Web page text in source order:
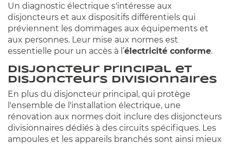
Un diagnostic électrique s'intéresse aux
disjoncteurs et aux dispositifs différentiels qui
préviennent les dommages aux équipements et
aux personnes. Leur mise aux normes est
essentielle pour un accès à l’électricité conforme.
Disjoncteur principal et
disjoncteurs divisionnaires
En plus du disjoncteur principal, qui protège
l'ensemble de l'installation électrique, une
rénovation aux normes doit inclure des disjoncteurs
divisionnaires dédiés à des circuits spécifiques. Les
ampoules et les appareils branchés sont ainsi mieux